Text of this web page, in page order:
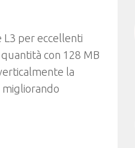
L3 per eccellenti
con 128 MB
la
migliorando